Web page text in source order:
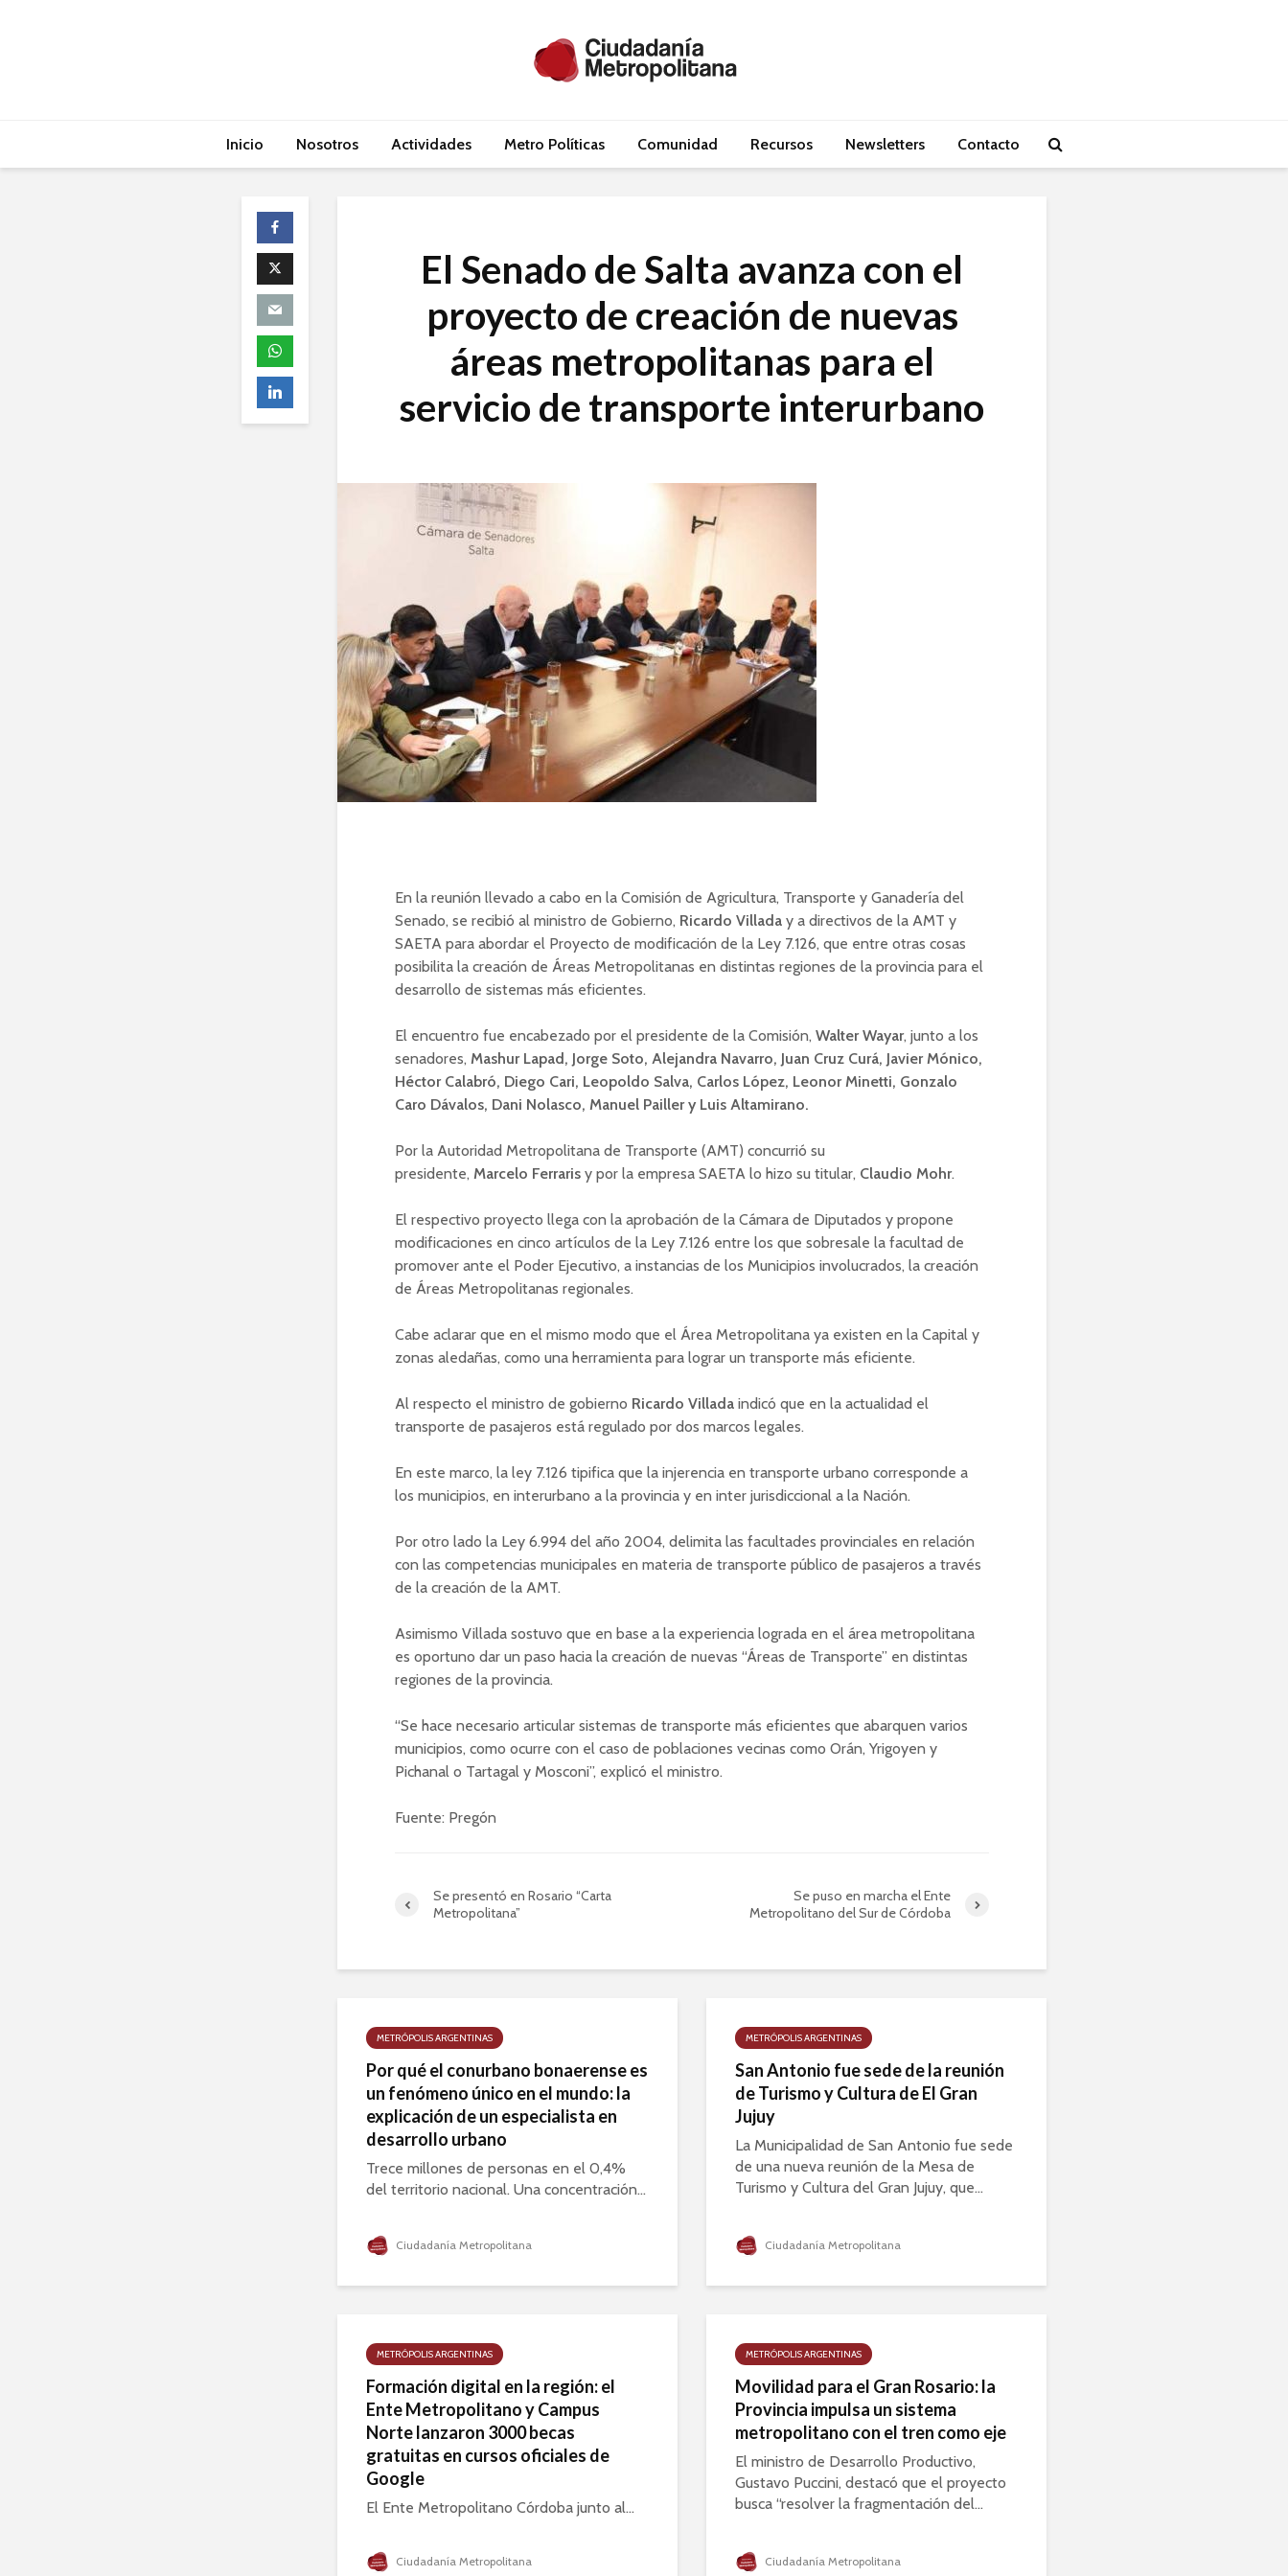
Inicio Nosotros Actividades Metro Políticas Comunidad Recursos Newsletters Contacto
El Senado de Salta avanza con el
proyecto de creación de nuevas
áreas metropolitanas para el
servicio de transporte interurbano
En la reunión llevado a cabo en la Comisión de Agricultura, Transporte y Ganadería del
Senado, se recibió al ministro de Gobierno, Ricardo Villada y a directivos de la AMT y
SAETA para abordar el Proyecto de modificación de la Ley 7.126, que entre otras cosas
posibilita la creación de Áreas Metropolitanas en distintas regiones de la provincia para el
desarrollo de sistemas más eficientes.
El encuentro fue encabezado por el presidente de la Comisión, Walter Wayar, junto a los
senadores, Mashur Lapad, Jorge Soto, Alejandra Navarro, Juan Cruz Curá, Javier Mónico,
Héctor Calabró, Diego Cari, Leopoldo Salva, Carlos López, Leonor Minetti, Gonzalo
Caro Dávalos, Dani Nolasco, Manuel Pailler y Luis Altamirano.
Por la Autoridad Metropolitana de Transporte (AMT) concurrió su
presidente, Marcelo Ferraris y por la empresa SAETA lo hizo su titular, Claudio Mohr.
El respectivo proyecto llega con la aprobación de la Cámara de Diputados y propone
modificaciones en cinco artículos de la Ley 7.126 entre los que sobresale la facultad de
promover ante el Poder Ejecutivo, a instancias de los Municipios involucrados, la creación
de Áreas Metropolitanas regionales.
Cabe aclarar que en el mismo modo que el Área Metropolitana ya existen en la Capital y
zonas aledañas, como una herramienta para lograr un transporte más eficiente.
Al respecto el ministro de gobierno Ricardo Villada indicó que en la actualidad el
transporte de pasajeros está regulado por dos marcos legales.
En este marco, la ley 7.126 tipifica que la injerencia en transporte urbano corresponde a
los municipios, en interurbano a la provincia y en inter jurisdiccional a la Nación.
Por otro lado la Ley 6.994 del año 2004, delimita las facultades provinciales en relación
con las competencias municipales en materia de transporte público de pasajeros a través
de la creación de la AMT.
Asimismo Villada sostuvo que en base a la experiencia lograda en el área metropolitana
es oportuno dar un paso hacia la creación de nuevas “Áreas de Transporte” en distintas
regiones de la provincia.
“Se hace necesario articular sistemas de transporte más eficientes que abarquen varios
municipios, como ocurre con el caso de poblaciones vecinas como Orán, Yrigoyen y
Pichanal o Tartagal y Mosconi”, explicó el ministro.
Fuente: Pregón
Se presentó en Rosario “Carta
Metropolitana”
Se puso en marcha el Ente
Metropolitano del Sur de Córdoba
METRÓPOLIS ARGENTINAS
Por qué el conurbano bonaerense es
un fenómeno único en el mundo: la
explicación de un especialista en
desarrollo urbano
Trece millones de personas en el 0,4%
del territorio nacional. Una concentración...
Ciudadanía Metropolitana
METRÓPOLIS ARGENTINAS
San Antonio fue sede de la reunión
de Turismo y Cultura de El Gran
Jujuy
La Municipalidad de San Antonio fue sede
de una nueva reunión de la Mesa de
Turismo y Cultura del Gran Jujuy, que...
Ciudadanía Metropolitana
METRÓPOLIS ARGENTINAS
Formación digital en la región: el
Ente Metropolitano y Campus
Norte lanzaron 3000 becas
gratuitas en cursos oficiales de
Google
El Ente Metropolitano Córdoba junto al...
Ciudadanía Metropolitana
METRÓPOLIS ARGENTINAS
Movilidad para el Gran Rosario: la
Provincia impulsa un sistema
metropolitano con el tren como eje
El ministro de Desarrollo Productivo,
Gustavo Puccini, destacó que el proyecto
busca “resolver la fragmentación del...
Ciudadanía Metropolitana